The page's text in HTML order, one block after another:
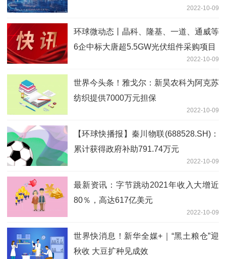
2022-10-09
环球微动态丨晶科、隆基、一道、通威等
6企中标大唐超5.5GW光伏组件采购项目
2022-10-09
世界今头条！雅戈尔：新昊农科为阿克苏
纺织提供7000万元担保
2022-10-09
【环球快播报】秦川物联(688528.SH)：
累计获得政府补助791.74万元
2022-10-09
最新资讯：字节跳动2021年收入大增近
80％，高达617亿美元
2022-10-09
世界快消息！新华全媒+｜“黑土粮仓”迎
秋收 大豆扩种见成效